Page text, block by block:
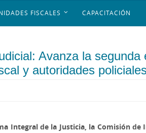
FISCALES CAPACITACIÓN
Avanza la
y autoridades
Integral de la Justicia, la Comisión